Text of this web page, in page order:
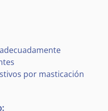
por masticación